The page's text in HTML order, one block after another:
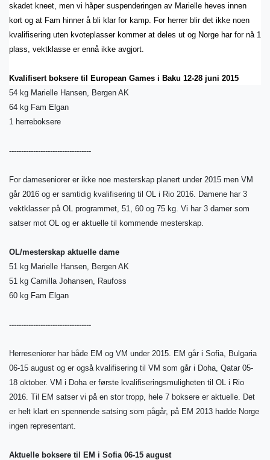
skadet kneet, men vi håper suspenderingen av Marielle heves innen
kort og at Fam hinner å bli klar for kamp. For herrer blir det ikke noen
kvalifisering uten kvoteplasser kommer at deles ut og Norge har for nå 1
plass, vektklasse er ennå ikke avgjort.
Kvalifisert boksere til European Games i Baku 12-28 juni 2015
54 kg Marielle Hansen, Bergen AK
64 kg Fam Elgan
1 herreboksere
----------------------------------
For dameseniorer er ikke noe mesterskap planert under 2015 men VM
går 2016 og er samtidig kvalifisering til OL i Rio 2016. Damene har 3
vektklasser på OL programmet, 51, 60 og 75 kg. Vi har 3 damer som
satser mot OL og er aktuelle til kommende mesterskap.
OL/mesterskap aktuelle dame
51 kg Marielle Hansen, Bergen AK
51 kg Camilla Johansen, Raufoss
60 kg Fam Elgan
----------------------------------
Herreseniorer har både EM og VM under 2015. EM går i Sofia, Bulgaria
06-15 august og er også kvalifisering til VM som går i Doha, Qatar 05-
18 oktober. VM i Doha er første kvalifiseringsmuligheten til OL i Rio
2016. Til EM satser vi på en stor tropp, hele 7 boksere er aktuelle. Det
er helt klart en spennende satsing som pågår, på EM 2013 hadde Norge
ingen representant.
Aktuelle boksere til EM i Sofia 06-15 august